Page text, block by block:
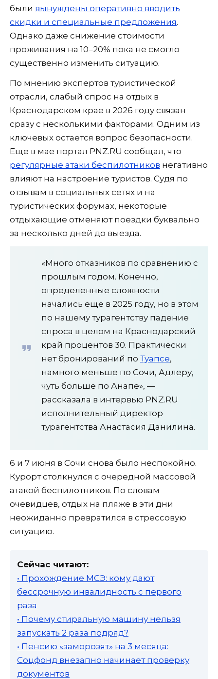
были вынуждены оперативно вводить
скидки и специальные предложения.
Однако даже снижение стоимости
проживания на 10–20% пока не смогло
существенно изменить ситуацию.
По мнению экспертов туристической
отрасли, слабый спрос на отдых в
Краснодарском крае в 2026 году связан
сразу с несколькими факторами. Одним из
ключевых остается вопрос безопасности.
Еще в мае портал PNZ.RU сообщал, что
регулярные атаки беспилотников негативно
влияют на настроение туристов. Судя по
отзывам в социальных сетях и на
туристических форумах, некоторые
отдыхающие отменяют поездки буквально
за несколько дней до выезда.
«Много отказников по сравнению с
прошлым годом. Конечно,
определенные сложности
начались еще в 2025 году, но в этом
по нашему турагентству падение
спроса в целом на Краснодарский
край процентов 30. Практически
нет бронирований по Туапсе,
намного меньше по Сочи, Адлеру,
чуть больше по Анапе», —
рассказала в интервью PNZ.RU
исполнительный директор
турагентства Анастасия Данилина.
6 и 7 июня в Сочи снова было неспокойно.
Курорт столкнулся с очередной массовой
атакой беспилотников. По словам
очевидцев, отдых на пляже в эти дни
неожиданно превратился в стрессовую
ситуацию.
Сейчас читают:
• Прохождение МСЭ: кому дают
бессрочную инвалидность с первого
раза
• Почему стиральную машину нельзя
запускать 2 раза подряд?
• Пенсию «заморозят» на 3 месяца:
Соцфонд внезапно начинает проверку
документов